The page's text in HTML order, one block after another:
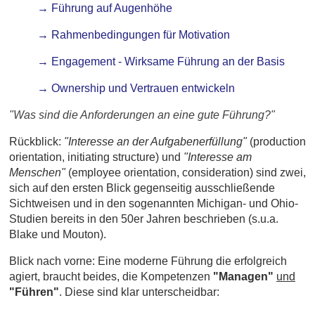
→ Führung auf Augenhöhe
→ Rahmenbedingungen für Motivation
→ Engagement - Wirksame Führung an der Basis
→ Ownership und Vertrauen entwickeln
"Was sind die Anforderungen an eine gute Führung?"
Rückblick: "Interesse an der Aufgabenerfüllung"(production
orientation, initiating structure) und "Interesse am
Menschen"(employee orientation, consideration) sind zwei,
sich auf den ersten Blick gegenseitig ausschließende
Sichtweisen und in den sogenannten Michigan- und Ohio-
Studien bereits in den 50er Jahren beschrieben (s.u.a.
Blake und Mouton).
Blick nach vorne: Eine moderne Führung die erfolgreich
agiert, braucht beides, die Kompetenzen "Managen" und
"Führen". Diese sind klar unterscheidbar: